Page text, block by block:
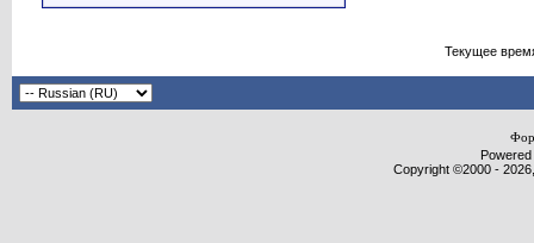
Текущее
Copyright ©2000 -